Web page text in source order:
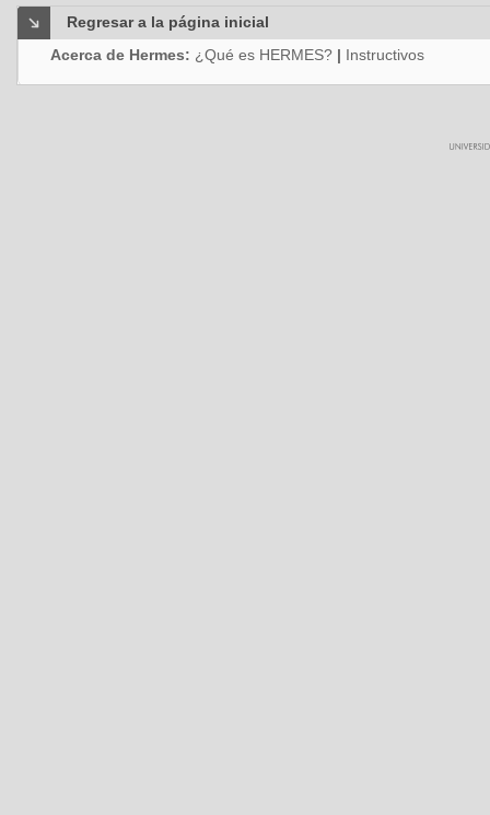
Regresar a la página inicial
Acerca de Hermes: ¿Qué es HERMES? | Instructivos